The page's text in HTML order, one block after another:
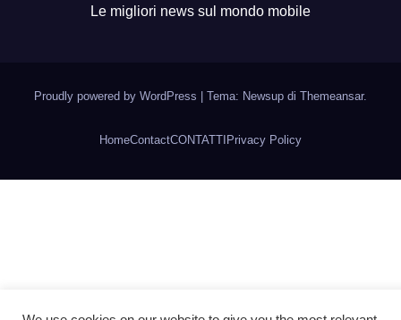
Le migliori news sul mondo mobile
Proudly powered by WordPress Tema: Newsup di Themeansar.
HomeContactCONTATTI Privacy Policy